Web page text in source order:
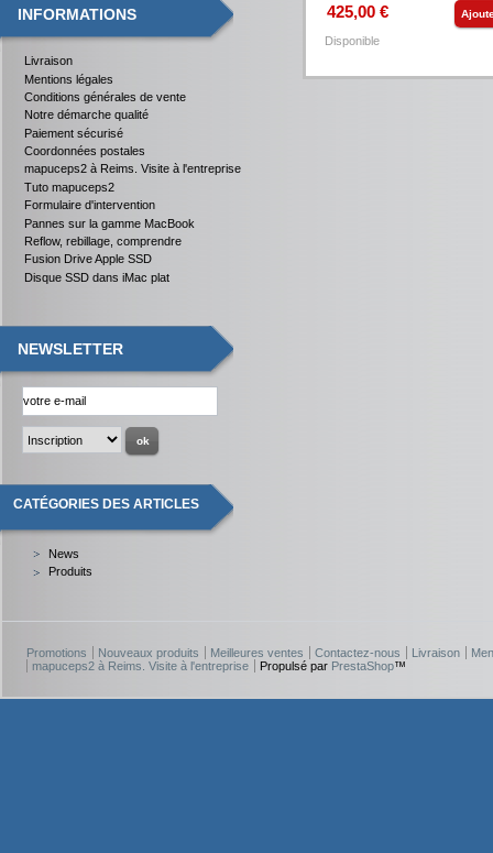
INFORMATIONS
Livraison
Mentions légales
Conditions générales de vente
Notre démarche qualité
Paiement sécurisé
Coordonnées postales
mapuceps2 à Reims. Visite à l'entreprise
Tuto mapuceps2
Formulaire d'intervention
Pannes sur la gamme MacBook
Reflow, rebillage, comprendre
Fusion Drive Apple SSD
Disque SSD dans iMac plat
NEWSLETTER
CATÉGORIES DES ARTICLES
News
Produits
425,00 €
Disponible
Promotions Nouveaux produits Meilleures ventes Contactez-nous Livraison
mapuceps2 à Reims. Visite à l'entreprise
Propulsé par PrestaShop™